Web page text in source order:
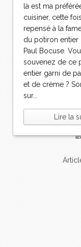
là est ma
cuisiner, cette
repensé à la
du potiron entier
Paul Bocuse.
souvenez de ce
entier garni de
et de crème ?
sur...
Lire la